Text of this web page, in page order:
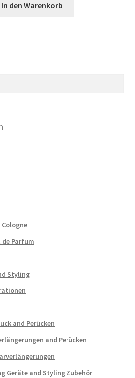
In den Warenkorb
Cologne
de Parfum
Styling
and Perücken
and Perücken
Geräte and Styling Zubehör